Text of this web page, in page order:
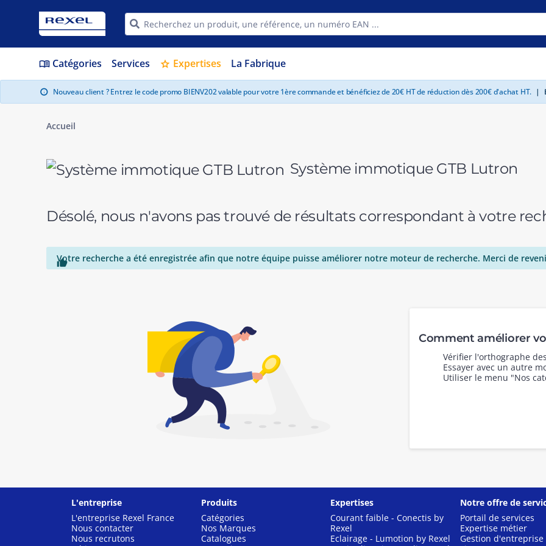
menu_book Catégories Services star Expertises La Fabrique
info Nouveau client ? Entrez le code promo BIENV202 valable pour votre 1ère commande et bénéficiez de 20€ HT de réduction dès 200€ d'achat HT. |
Accueil
Système immotique GTB Lutron
Désolé, nous n'avons pas trouvé de résultats correspondant à votre

Votre recherche a été enregistrée afin que notre équipe puisse améliorer notre moteur de recherche. Merci de
Comment améliorer
Vérifier l'orthographe
Essayer avec un autre
Utiliser le menu "Nos
L'entreprise
L'entreprise Rexel France
Nous contacter
Nous recrutons
Produits
Catégories
Nos Marques
Catalogues
Expertises
Courant faible - Conectis by
Rexel
Eclairage - Lumotion by Rexel
Notre offre de
Portail de services
Expertise métier
Gestion d'entreprise